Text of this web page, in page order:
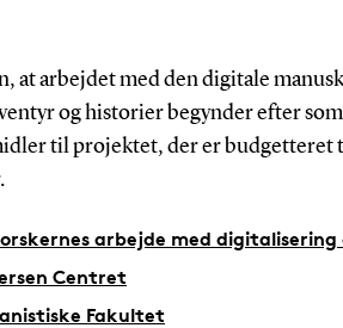
at arbejdet med den digitale
og historier begynder efter
til projektet, der er budgetteret
arbejde med
Centret
Fakultet